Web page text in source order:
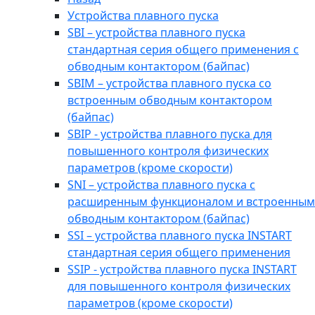
Устройства плавного пуска
SBI – устройства плавного пуска
стандартная серия общего применения с
обводным контактором (байпас)
SBIM – устройства плавного пуска со
встроенным обводным контактором
(байпас)
SBIP - устройства плавного пуска для
повышенного контроля физических
параметров (кроме скорости)
SNI – устройства плавного пуска с
расширенным функционалом и встроенным
обводным контактором (байпас)
SSI – устройства плавного пуска INSTART
стандартная серия общего применения
SSIP - устройства плавного пуска INSTART
для повышенного контроля физических
параметров (кроме скорости)